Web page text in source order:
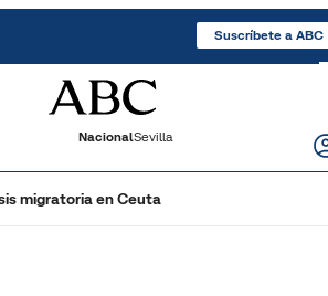
Suscríbete a ABC
NacionalSevilla
migratoria en Ceuta